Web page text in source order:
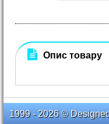
Опис товару
1999 - 2026 ©